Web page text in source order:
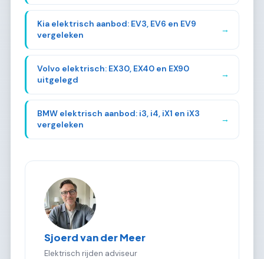
Kia elektrisch aanbod: EV3, EV6 en EV9
vergeleken
→
Volvo elektrisch: EX30, EX40 en EX90
uitgelegd
→
BMW elektrisch aanbod: i3, i4, iX1 en iX3
vergeleken
→
Sjoerd van der Meer
Elektrisch rijden adviseur